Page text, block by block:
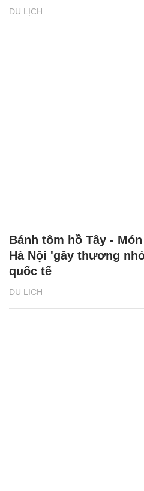
DU LỊCH
DU LỊCH
Bánh tôm hồ Tây -
Hà Nội 'gây thương
quốc tế